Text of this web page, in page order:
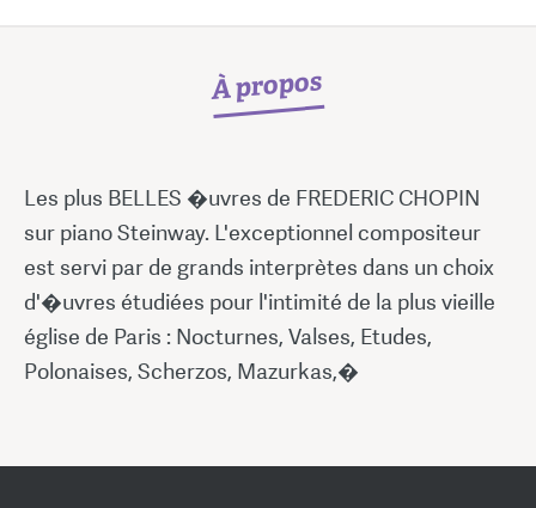
À propos
Les plus BELLES �uvres de FREDERIC CHOPIN
sur piano Steinway. L'exceptionnel compositeur
est servi par de grands interprètes dans un choix
d'�uvres étudiées pour l'intimité de la plus vieille
église de Paris : Nocturnes, Valses, Etudes,
Polonaises, Scherzos, Mazurkas,�